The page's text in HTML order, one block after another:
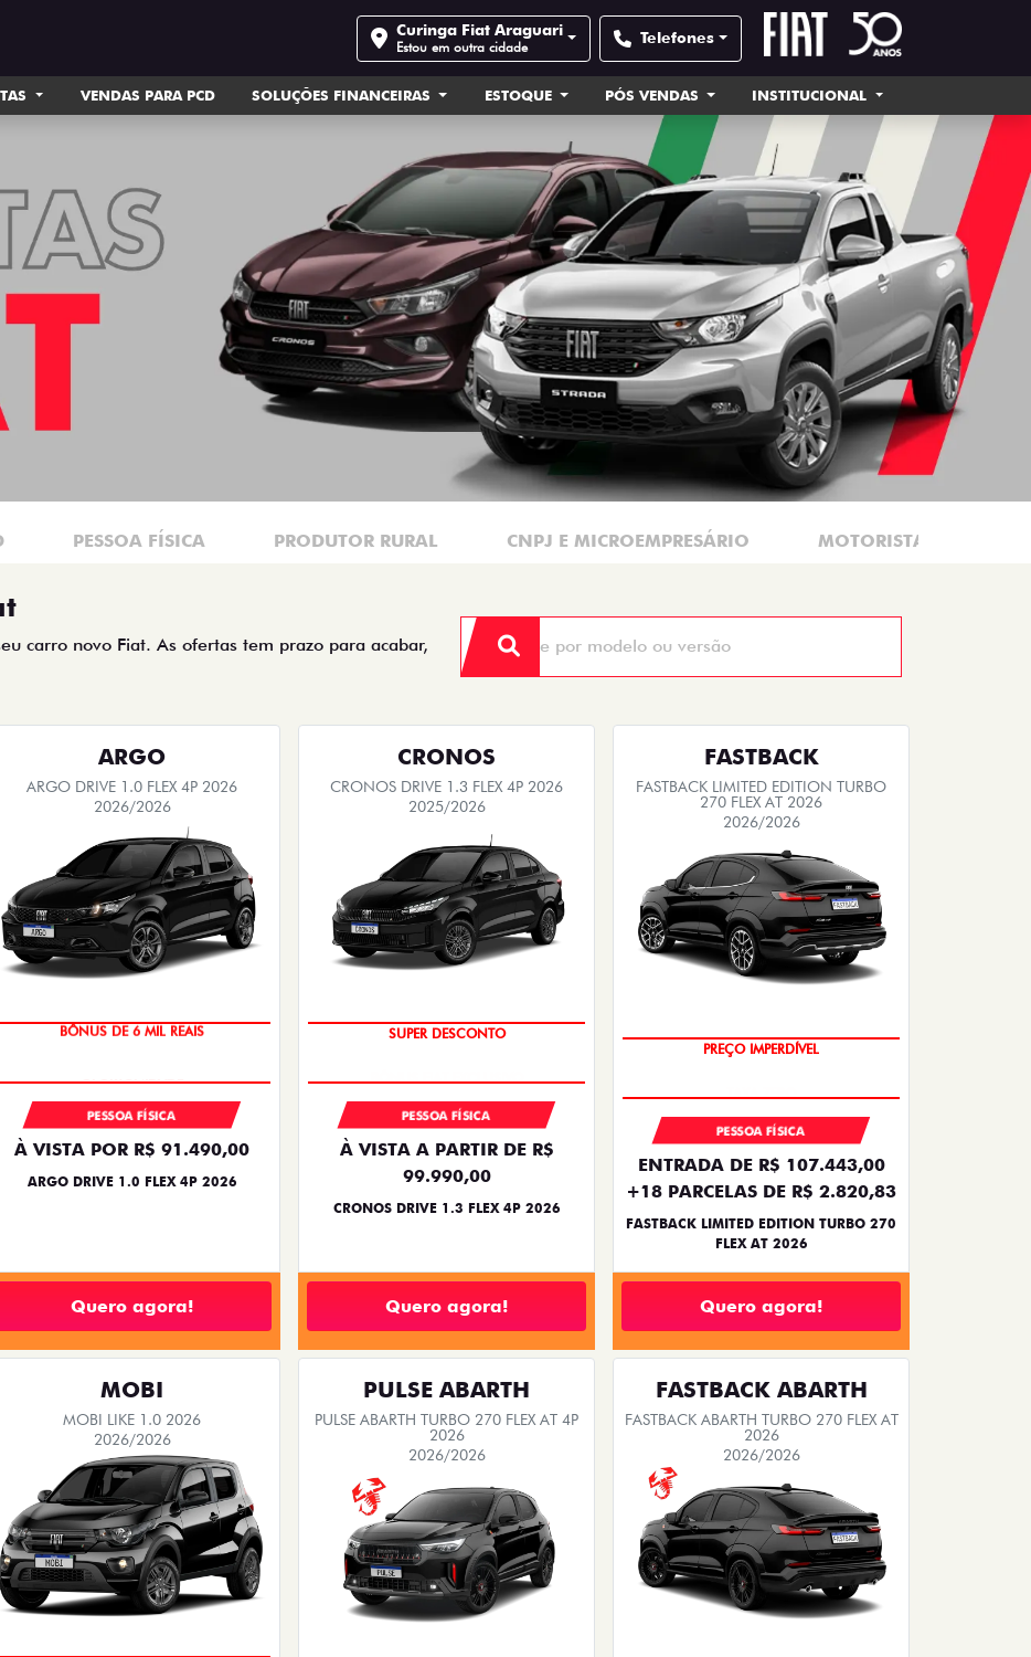
Curinga Fiat Araguari
Estou em outra cidade Telefones
VENDAS PARA PCD SOLUÇÕES FINANCEIRAS ESTOQUE PÓS VENDAS INSTITUCIONAL
PESSOA FÍSICA PRODUTOR RURAL CNPJ E MICROEMPRESÁRIO MOTORISTAS DE
carro novo Fiat. As ofertas tem prazo para acabar,
ARGO
ARGO DRIVE 1.0 FLEX 4P 2026
2026/2026
BÔNUS DE 6 MIL REAIS
PESSOA FÍSICA
À VISTA POR R$ 91.490,00
ARGO DRIVE 1.0 FLEX 4P 2026
Quero agora!
CRONOS
CRONOS DRIVE 1.3 FLEX 4P 2026
2025/2026
SUPER DESCONTO
PESSOA FÍSICA
À VISTA A PARTIR DE R$
99.990,00
CRONOS DRIVE 1.3 FLEX 4P 2026
Quero agora!
FASTBACK
FASTBACK LIMITED EDITION TURBO
270 FLEX AT 2026
2026/2026
PREÇO IMPERDÍVEL
PESSOA FÍSICA
ENTRADA DE R$ 107.443,00
+18 PARCELAS DE R$ 2.820,83
FASTBACK LIMITED EDITION TURBO 270
FLEX AT 2026
Quero agora!
MOBI
MOBI LIKE 1.0 2026
2026/2026
PULSE ABARTH
PULSE ABARTH TURBO 270 FLEX AT 4P
2026
2026/2026
FASTBACK ABARTH
FASTBACK ABARTH TURBO 270 FLEX AT
2026
2026/2026